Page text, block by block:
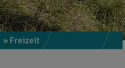
» Freizeit